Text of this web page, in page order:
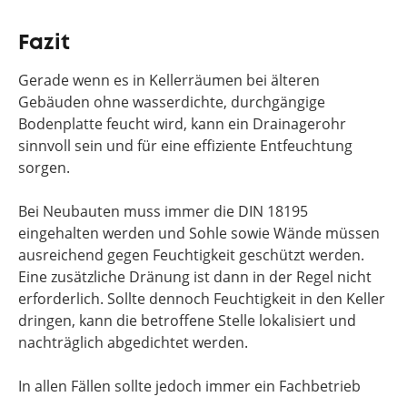
Fazit
Gerade wenn es in Kellerräumen bei älteren
Gebäuden ohne wasserdichte, durchgängige
Bodenplatte feucht wird, kann ein Drainagerohr
sinnvoll sein und für eine effiziente Entfeuchtung
sorgen.
Bei Neubauten muss immer die DIN 18195
eingehalten werden und Sohle sowie Wände müssen
ausreichend gegen Feuchtigkeit geschützt werden.
Eine zusätzliche Dränung ist dann in der Regel nicht
erforderlich. Sollte dennoch Feuchtigkeit in den Keller
dringen, kann die betroffene Stelle lokalisiert und
nachträglich abgedichtet werden.
In allen Fällen sollte jedoch immer ein Fachbetrieb